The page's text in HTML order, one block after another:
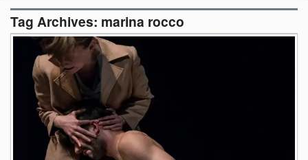
Contatti
dT in English
Tag Archives: marina rocco